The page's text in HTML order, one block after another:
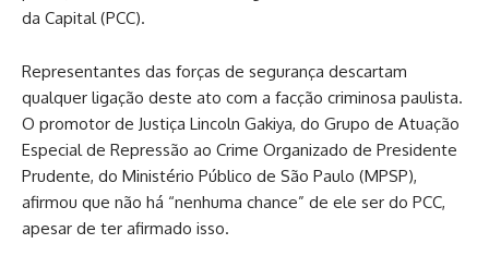
da Capital (PCC).
Representantes das forças de segurança descartam
qualquer ligação deste ato com a facção criminosa paulista.
O promotor de Justiça Lincoln Gakiya, do Grupo de Atuação
Especial de Repressão ao Crime Organizado de Presidente
Prudente, do Ministério Público de São Paulo (MPSP),
afirmou que não há “nenhuma chance” de ele ser do PCC,
apesar de ter afirmado isso.